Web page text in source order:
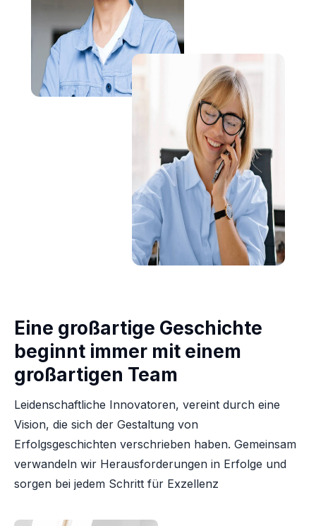
Eine großartige Geschichte
beginnt immer mit einem
großartigen Team
Leidenschaftliche Innovatoren, vereint durch eine
Vision, die sich der Gestaltung von
Erfolgsgeschichten verschrieben haben. Gemeinsam
verwandeln wir Herausforderungen in Erfolge und
sorgen bei jedem Schritt für Exzellenz